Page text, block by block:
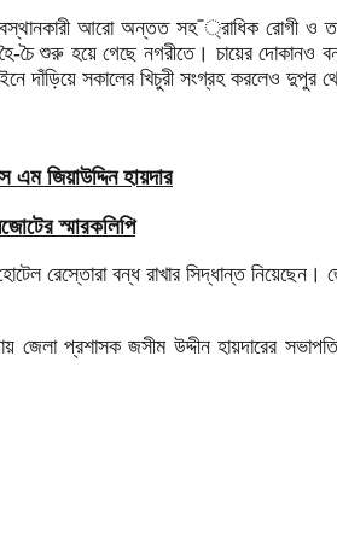
আরো অন্তত সহ¯্রাধিক রোগী ও
হৈ-চৈ শুরু হয়ে গেছে নগরীতে। চায়ের
দাঁড়িয়ে সকালের খিচুরী সংগ্রহ করলেও দুপুর
জিয়াউদ্দিন হায়দার
স্মারকলিপি
রেস্তোরা বন্ধ রাখার সিদ্ধান্ত
জেলা প্রশাসক জসীম উদ্দীন হায়দারের